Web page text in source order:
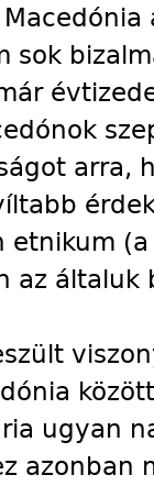
sok
arra,
etnikum
az
ugyan
azonban